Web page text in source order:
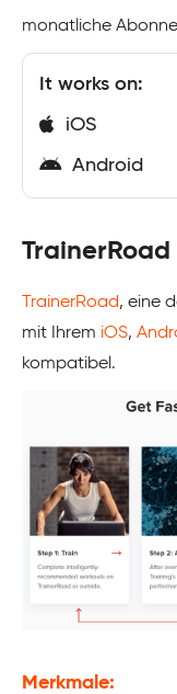
monatliche
It works on:
iOS
Android
TrainerRoad
TrainerRoad, eine
mit Ihrem iOS,
kompatibel.
Merkmale: